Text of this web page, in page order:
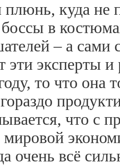
плюнь, куда не
в
– а сами
эти эксперты
то что она
что с
мировой
очень всё